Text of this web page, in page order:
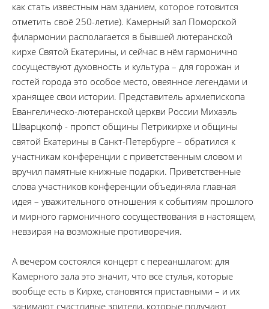
как стать известным нам зданием, которое готовится
отметить своё 250-летие). Камерный зал Поморской
филармонии располагается в бывшей лютеранской
кирхе Святой Екатерины, и сейчас в нём гармонично
сосуществуют духовность и культура – для горожан и
гостей города это особое место, овеянное легендами и
хранящее свои истории. Представитель архиепископа
Евангелическо-лютеранской церкви России Михаэль
Шварцкопф - пропст общины Петрикирхе и общины
святой Екатерины в Санкт-Петербурге – обратился к
участникам конференции с приветственным словом и
вручил памятные книжные подарки. Приветственные
слова участников конференции объединяла главная
идея – уважительного отношения к событиям прошлого
и мирного гармоничного сосуществования в настоящем,
невзирая на возможные противоречия.
А вечером состоялся концерт с переаншлагом: для
Камерного зала это значит, что все стулья, которые
вообще есть в Кирхе, становятся приставными – и их
занимают счастливые зрители, которые получают